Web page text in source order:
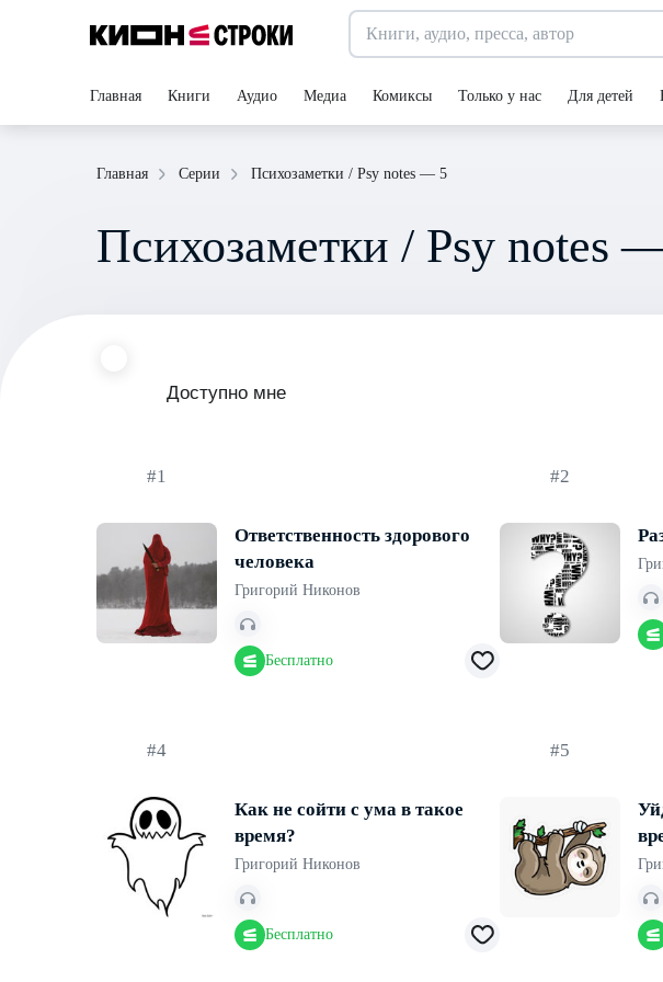
Главная Книги Аудио Медиа Комиксы Только у нас Для детей
Главная Серии Психозаметки / Psy notes — 5
Психозаметки / Psy notes
Доступно мне
#1
Ответственность здорового
человека
Григорий Никонов
Бесплатно
#2
#4
Как не сойти с ума в такое
время?
Григорий Никонов
Бесплатно
#5